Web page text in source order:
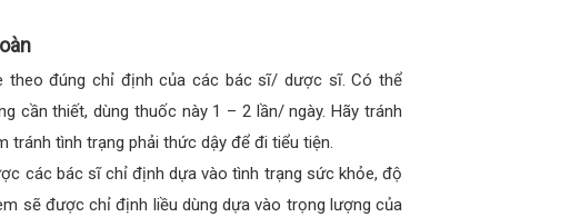
theo đúng chỉ định của các bác sĩ/ dược sĩ. Có thể
cần thiết, dùng thuốc này 1 – 2 lần/ ngày. Hãy tránh
tình trạng phải thức dậy để đi tiểu tiện.
các bác sĩ chỉ định dựa vào tình trạng sức khỏe, độ
sẽ được chỉ định liều dùng dựa vào trọng lượng của